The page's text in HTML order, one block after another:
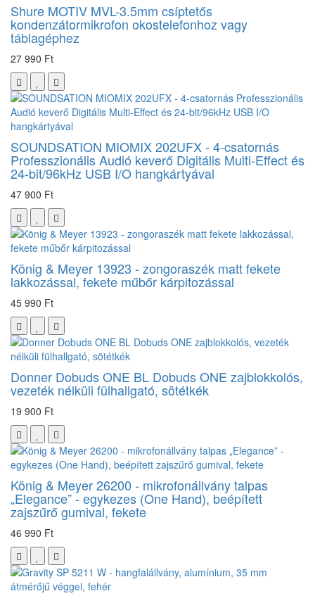
Shure MOTIV MVL-3.5mm csíptetős
kondenzátormikrofon okostelefonhoz vagy
táblagéphez
27 990 Ft
SOUNDSATION MIOMIX 202UFX - 4-csatornás
Professzionális Audió keverő Digitális Multi-Effect és
24-bit/96kHz USB I/O hangkártyával
47 900 Ft
König & Meyer 13923 - zongoraszék matt fekete
lakkozással, fekete műbőr kárpitozással
45 990 Ft
Donner Dobuds ONE BL Dobuds ONE zajblokkolós,
vezeték nélküli fülhallgató, sötétkék
19 900 Ft
König & Meyer 26200 - mikrofonállvány talpas
„Elegance” - egykezes (One Hand), beépített
zajszűrő gumival, fekete
46 990 Ft